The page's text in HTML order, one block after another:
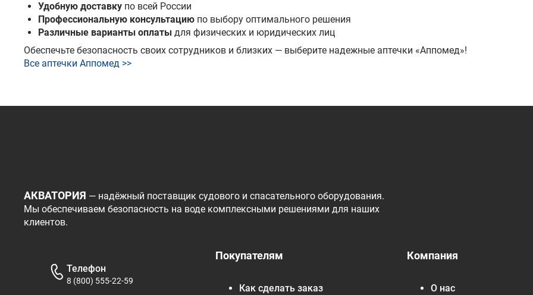
Удобную доставку по всей России
Профессиональную консультацию по выбору оптимального решения
Различные варианты оплаты для физических и юридических лиц
Обеспечьте безопасность своих сотрудников и близких — выберите надежные аптечки «Аппомед»!
Все аптечки Аппомед >>
АКВАТОРИЯ — надёжный поставщик судового и спасательного оборудования.
Мы обеспечиваем безопасность на воде комплексными решениями для наших
клиентов.
Покупателям
Как сделать заказ
Компания
О нас
Телефон
8 (800) 555-22-59